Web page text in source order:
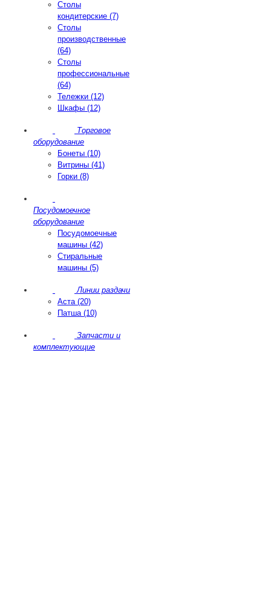
Столы
кондитерские (7)
Столы
производственные
(64)
Столы
профессиональные
(64)
Тележки (12)
Шкафы (12)
Торговое
оборудование
Бонеты (10)
Витрины (41)
Горки (8)
Посудомоечное
оборудование
Посудомоечные
машины (42)
Стиральные
машины (5)
Линии раздачи
Аста (20)
Патша (10)
Запчасти и
комплектующие